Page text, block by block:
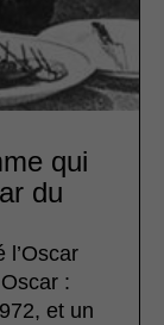
qui
du
l’Oscar
:
et un